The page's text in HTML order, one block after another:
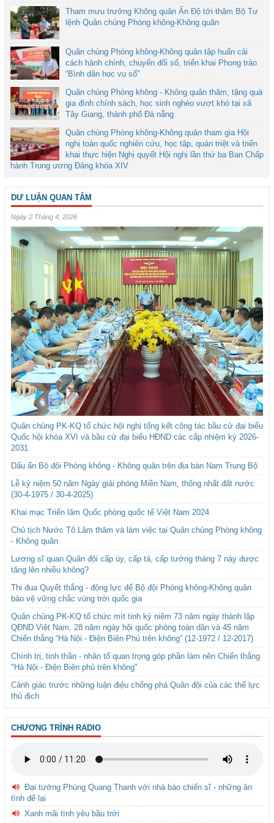
Tham mưu trưởng Không quân Ấn Độ tới thăm Bộ Tư
lệnh Quân chủng Phòng không-Không quân
Quân chủng Phòng không-Không quân tập huấn cải
cách hành chính, chuyển đổi số, triển khai Phong trào
“Bình dân học vụ số”
Quân chủng Phòng không - Không quân thăm, tặng quà
gia đình chính sách, học sinh nghèo vượt khó tại xã
Tây Giang, thành phố Đà nẵng
Quân chủng Phòng không-Không quân tham gia Hội
nghị toàn quốc nghiên cứu, học tập, quán triệt và triển
khai thực hiện Nghị quyết Hội nghị lần thứ ba Ban Chấp
hành Trung ương Đảng khóa XIV
DƯ LUẬN QUAN TÂM
Ngày 2 Tháng 4, 2026
Quân chủng PK-KQ tổ chức hội nghị tổng kết công tác bầu cử đại biểu
Quốc hội khóa XVI và bầu cử đại biểu HĐND các cấp nhiệm kỳ 2026-
2031
Dấu ấn Bộ đội Phòng không - Không quân trên địa bàn Nam Trung Bộ
Lễ kỷ niệm 50 năm Ngày giải phóng Miền Nam, thống nhất đất nước
(30-4-1975 / 30-4-2025)
Khai mạc Triển lãm Quốc phòng quốc tế Việt Nam 2024
Chủ tịch Nước Tô Lâm thăm và làm việc tại Quân chủng Phòng không
- Không quân
Lương sĩ quan Quân đội cấp úy, cấp tá, cấp tướng tháng 7 này được
tăng lên nhiều không?
Thi đua Quyết thắng - động lực để Bộ đội Phòng không-Không quân
bảo vệ vững chắc vùng trời quốc gia
Quân chủng PK-KQ tổ chức mít tinh kỷ niệm 73 năm ngày thành lập
QĐND Việt Nam, 28 năm ngày hội quốc phòng toàn dân và 45 năm
Chiến thắng “Hà Nội - Điện Biên Phủ trên không” (12-1972 / 12-2017)
Chính trị, tinh thần - nhân tố quan trọng góp phần làm nên Chiến thắng
"Hà Nội - Điện Biên phủ trên không"
Cảnh giác trước những luận điệu chống phá Quân đội của các thế lực
thù địch
CHƯƠNG TRÌNH RADIO
Đại tướng Phùng Quang Thanh với nhà báo chiến sĩ - những ân
tình để lại
Xanh mãi tình yêu bầu trời